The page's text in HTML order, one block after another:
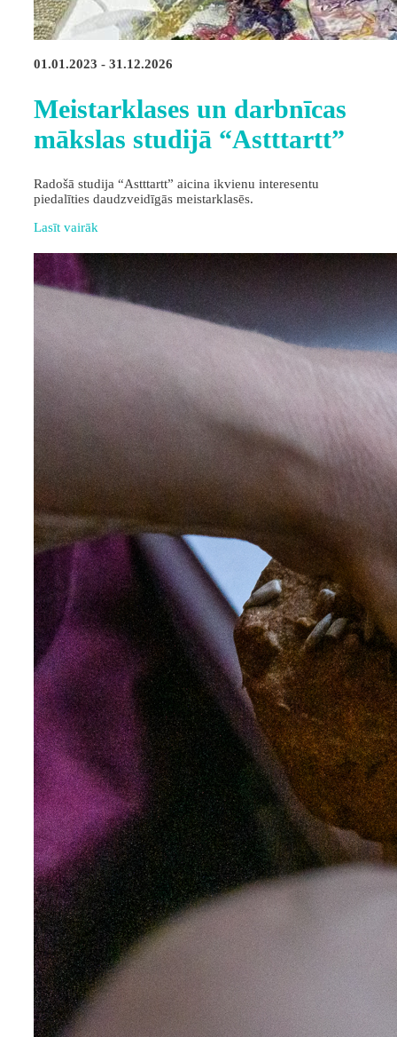
01.01.2023 - 31.12.2026
Meistarklases un darbnīcas
mākslas studijā “Astttartt”
Radošā studija “Astttartt” aicina ikvienu interesentu
piedalīties daudzveidīgās meistarklasēs.
Lasīt vairāk